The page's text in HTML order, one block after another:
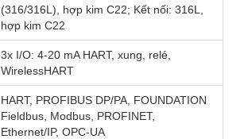
(316/316L), hợp kim C22; Kết nối: 316L,
hợp kim C22
3x I/O: 4-20 mA HART, xung, relé,
WirelessHART
HART, PROFIBUS DP/PA, FOUNDATION
Fieldbus, Modbus, PROFINET,
Ethernet/IP, OPC-UA